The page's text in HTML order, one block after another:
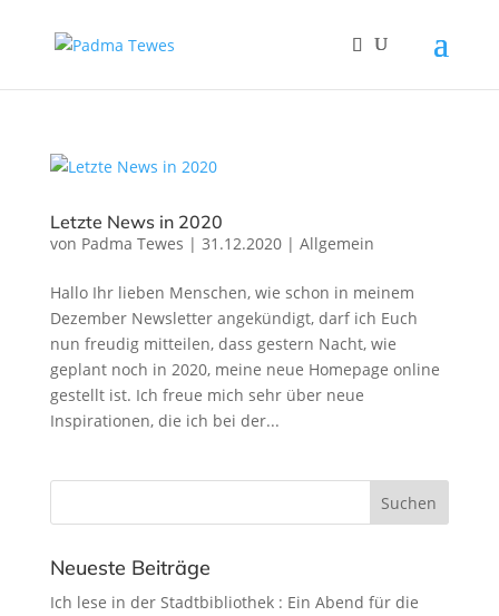
Letzte News in 2020
von Padma Tewes | 31.12.2020| Allgemein
Hallo Ihr lieben Menschen, wie schon in meinem
Dezember Newsletter angekündigt, darf ich Euch
nun freudig mitteilen, dass gestern Nacht, wie
geplant noch in 2020, meine neue Homepage online
gestellt ist. Ich freue mich sehr über neue
Inspirationen, die ich bei der...
Neueste Beiträge
Ich lese in der Stadtbibliothek : Ein Abend für die